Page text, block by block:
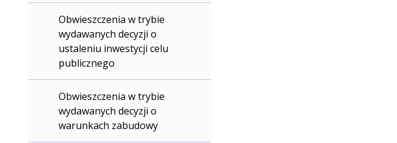
Obwieszczenia w trybie
wydawanych decyzji o
ustaleniu inwestycji celu
publicznego
Obwieszczenia w trybie
wydawanych decyzji o
warunkach zabudowy